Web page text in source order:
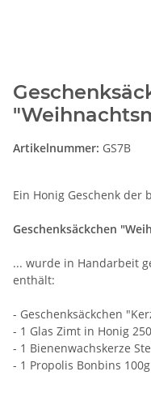
Artikelnummer: GS7B
Ein Honig Geschenk der
Geschenksäckchen
... wurde in Handarbeit
enthält:
- Geschenksäckchen
- 1 Glas Zimt in Honig
- 1 Bienenwachskerze
- 1 Propolis Bonbins 100g